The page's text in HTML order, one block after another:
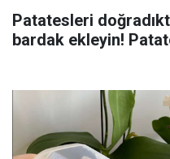
Patatesleri
bardak ekleyin!